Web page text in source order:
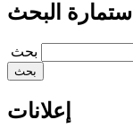
استمارة البحث
‏بحث ‏
إعلانات